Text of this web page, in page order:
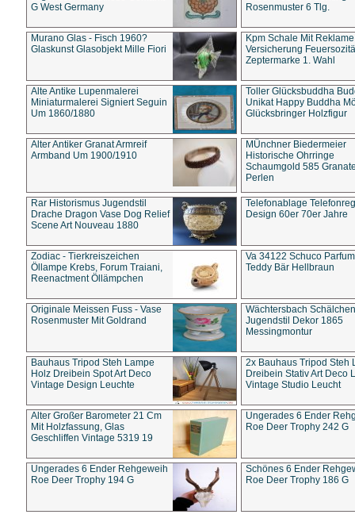
G West Germany
Rosenmuster 6 Tlg.
Murano Glas - Fisch 1960?
Glaskunst Glasobjekt Mille Fiori
Kpm Schale Mit Reklame
Versicherung
Zeptermarke 1. Wahl
Alte Antike Lupenmalerei
Miniaturmalerei Signiert Seguin
Um 1860/1880
Toller Glücksbuddha
Unikat Happy Buddha
Glücksbringer Holzfigur
Alter Antiker Granat Armreif
Armband Um 1900/1910
MÜnchner Biedermeier
Historische Ohrringe
Schaumgold 585
Perlen
Rar Historismus Jugendstil
Drache Dragon Vase Dog Relief
Scene Art Nouveau 1880
Telefonablage
Design 60er 70er Jahre
Zodiac - Tierkreiszeichen
Öllampe Krebs, Forum Traiani,
Reenactment Öllämpchen
Va 34122 Schuco
Teddy Bär Hellbraun
Originale Meissen Fuss - Vase
Rosenmuster Mit Goldrand
Wächtersbach Schälchen
Jugendstil Dekor 1865
Messingmontur
Bauhaus Tripod Steh Lampe
Holz Dreibein Spot Art Deco
Vintage Design Leuchte
2x Bauhaus Tripod Steh
Dreibein Stativ Art Deco
Vintage Studio Leucht
Alter Großer Barometer 21 Cm
Mit Holzfassung, Glas
Geschliffen Vintage 5319 19
Ungerades 6 Ender
Roe Deer Trophy 242 G
Ungerades 6 Ender Rehgeweih
Roe Deer Trophy 194 G
Schönes 6 Ender
Roe Deer Trophy 186 G